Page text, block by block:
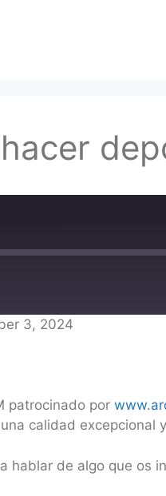
3, 2024
patrocinado por
calidad excepcional
hablar de algo que os